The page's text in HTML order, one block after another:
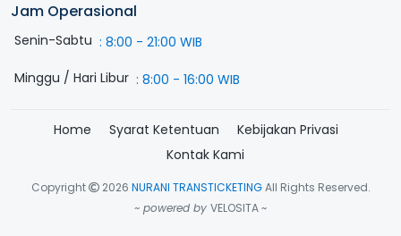
Jam Operasional
Senin-Sabtu : 8:00 - 21:00 WIB
Minggu / Hari Libur : 8:00 - 16:00 WIB
Home Syarat Ketentuan
Kebijakan Privasi
Kontak Kami
Copyright 2026 NURANI TRANSTICKETINGAll Rights Reserved.
~ powered by VELOSITA ~